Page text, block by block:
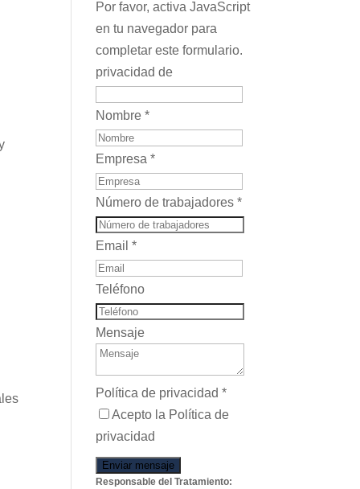
Por favor, activa JavaScript
en tu navegador para
completar este formulario.
privacidad de
Nombre*
Empresa*
Número de trabajadores*
Email*
Teléfono
Mensaje
Política de privacidad*
Acepto la Política de
privacidad
Enviar mensaje
Responsable del Tratamiento: